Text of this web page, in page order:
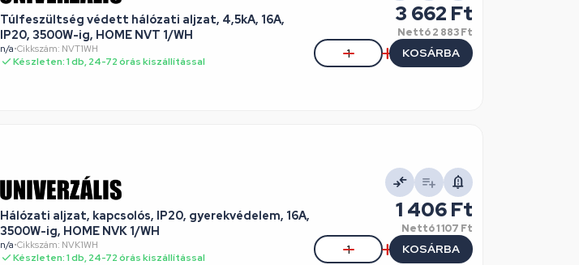
Túlfeszültség védett hálózati aljzat, 4,5kA, 16A,
IP20, 3500W-ig, HOME NVT 1/WH
n/a•Cikkszám: NVT1WH
Készleten: 1 db, 24-72 órás kiszállítással
3 662 Ft
Nettó2 883 Ft
KOSÁRBA
Hálózati aljzat, kapcsolós, IP20, gyerekvédelem, 16A,
3500W-ig, HOME NVK 1/WH
n/a•Cikkszám: NVK1WH
Készleten: 1 db, 24-72 órás kiszállítással
1 406 Ft
Nettó1 107 Ft
KOSÁRBA